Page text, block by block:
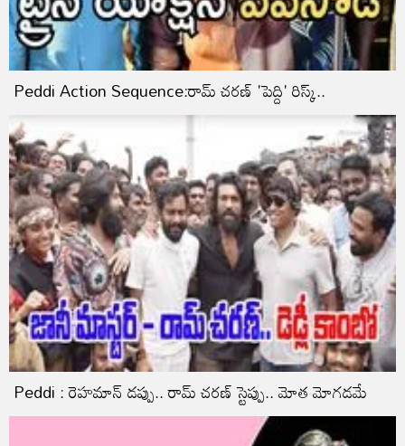
Peddi Action Sequence:రామ్ చరణ్ 'పెద్ది' రిస్క్..
Peddi : రెహమాన్ డప్పు.. రామ్ చరణ్ స్టెప్పు.. మోత మోగడమే